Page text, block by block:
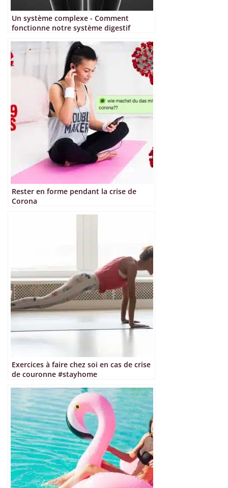
Un système complexe - Comment
fonctionne notre système digestif
Rester en forme pendant la crise de
Corona
Exercices à faire chez soi en cas de crise
de couronne #stayhome